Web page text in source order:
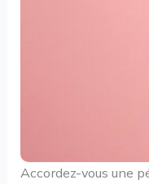
Accordez-vous une